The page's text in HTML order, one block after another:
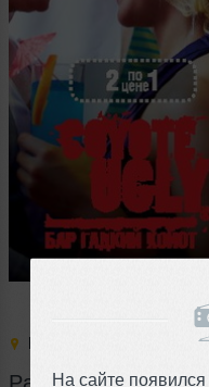
На сайте появился
Место: